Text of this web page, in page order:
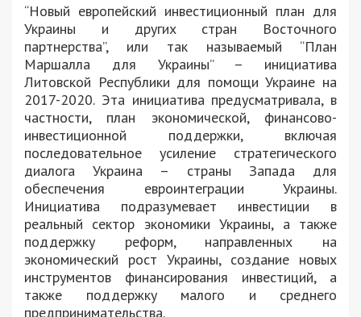
“Новый европейский инвестиционный план для
Украины и других стран Восточного
партнерства”, или так называемый “План
Маршалла для Украины” – инициатива
Литовской Республики для помощи Украине на
2017-2020. Эта инициатива предусматривала, в
частности, план экономической, финансово-
инвестиционной поддержки, включая
последовательное усиление стратегического
диалога Украина – страны Запада для
обеспечения евроинтеграции Украины.
Инициатива подразумевает инвестиции в
реальный сектор экономики Украины, а также
поддержку реформ, направленных на
экономический рост Украины, создание новых
инструментов финансирования инвестиций, а
также поддержку малого и среднего
предпринимательства.